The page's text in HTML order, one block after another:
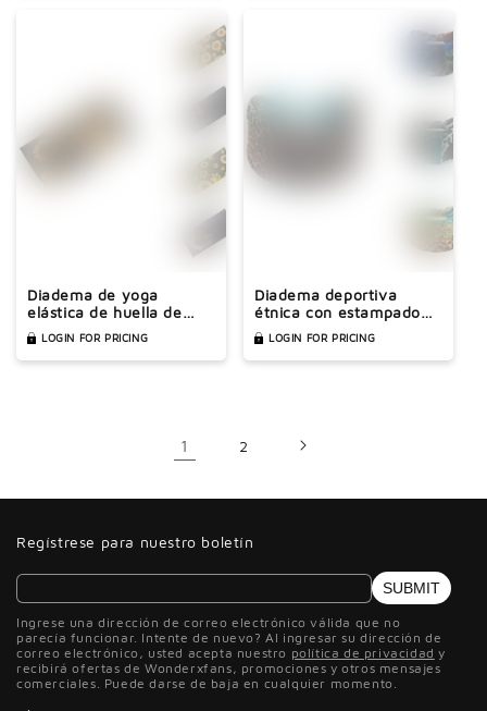
Diadema de yoga
elástica de huella de
girasol
LOGIN FOR PRICING
Diadema deportiva
étnica con estampado
de leopardo
LOGIN FOR PRICING
1 2
Regístrese para nuestro boletín
SUBMIT
Ingrese una dirección de correo electrónico válida que no
parecía funcionar. Intente de nuevo? Al ingresar su dirección de
correo electrónico, usted acepta nuestro política de privacidad y
recibirá ofertas de Wonderxfans, promociones y otros mensajes
comerciales. Puede darse de baja en cualquier momento.